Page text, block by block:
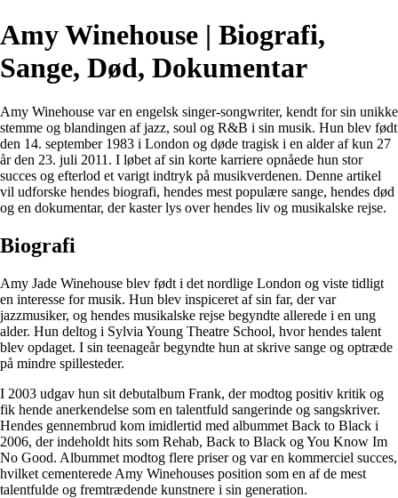
Amy Winehouse | Biografi,
Sange, Død, Dokumentar
Amy Winehouse var en engelsk singer-songwriter, kendt for sin unikke
stemme og blandingen af jazz, soul og R&B i sin musik. Hun blev født
den 14. september 1983 i London og døde tragisk i en alder af kun 27
år den 23. juli 2011. I løbet af sin korte karriere opnåede hun stor
succes og efterlod et varigt indtryk på musikverdenen. Denne artikel
vil udforske hendes biografi, hendes mest populære sange, hendes død
og en dokumentar, der kaster lys over hendes liv og musikalske rejse.
Biografi
Amy Jade Winehouse blev født i det nordlige London og viste tidligt
en interesse for musik. Hun blev inspiceret af sin far, der var
jazzmusiker, og hendes musikalske rejse begyndte allerede i en ung
alder. Hun deltog i Sylvia Young Theatre School, hvor hendes talent
blev opdaget. I sin teenageår begyndte hun at skrive sange og optræde
på mindre spillesteder.
I 2003 udgav hun sit debutalbum Frank, der modtog positiv kritik og
fik hende anerkendelse som en talentfuld sangerinde og sangskriver.
Hendes gennembrud kom imidlertid med albummet Back to Black i
2006, der indeholdt hits som Rehab, Back to Black og You Know Im
No Good. Albummet modtog flere priser og var en kommerciel succes,
hvilket cementerede Amy Winehouses position som en af ​​de mest
talentfulde og fremtrædende kunstnere i sin generation.